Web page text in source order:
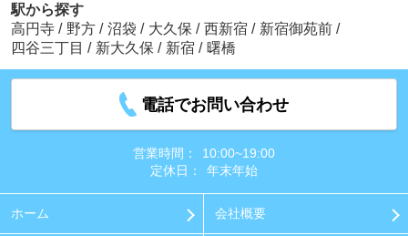
駅から探す
高円寺 / 野方 / 沼袋 / 大久保 / 西新宿 / 新宿御苑前 /
四谷三丁目 / 新大久保 / 新宿 / 曙橋
電話でお問い合わせ
営業時間：
10:00~19:00
定休日：
年末年始
ホーム 会社概要